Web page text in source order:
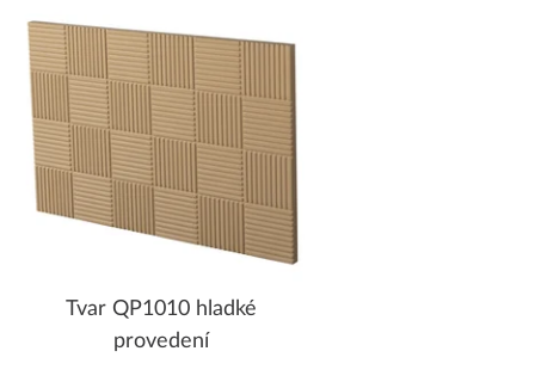
Tvar QP1010 hladké
provedení